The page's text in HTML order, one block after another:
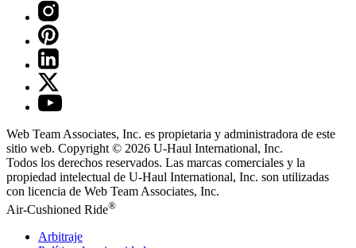
Web Team Associates, Inc. es propietaria y administradora de este
sitio web. Copyright © 2026 U-Haul International, Inc.
Todos los derechos reservados. Las marcas comerciales y la
propiedad intelectual de U-Haul International, Inc. son utilizadas
con licencia de Web Team Associates, Inc.
Air-Cushioned Ride®
Arbitraje